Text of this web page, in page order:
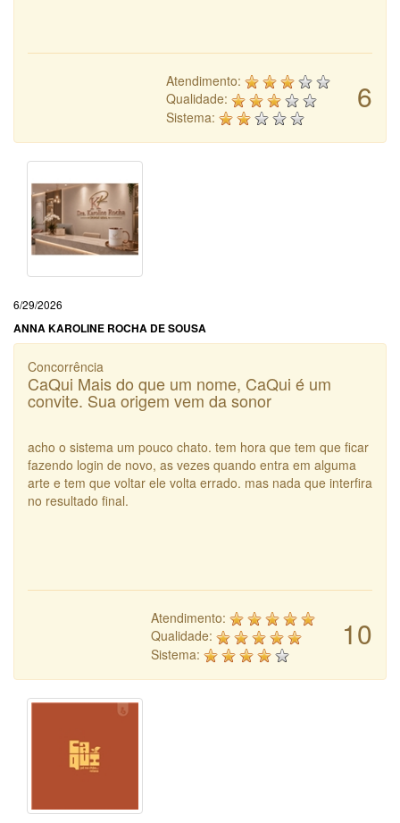
6
Atendimento:
Qualidade:
Sistema:
6/29/2026
ANNA KAROLINE ROCHA DE SOUSA
Concorrência
CaQui Mais do que um nome, CaQui é um
convite. Sua origem vem da sonor
acho o sistema um pouco chato. tem hora que tem que ficar
fazendo login de novo, as vezes quando entra em alguma
arte e tem que voltar ele volta errado. mas nada que interfira
no resultado final.
10
Atendimento:
Qualidade:
Sistema: